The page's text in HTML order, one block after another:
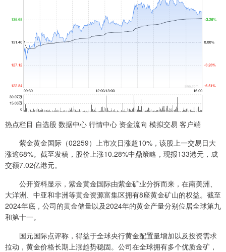
热点栏目 自选股 数据中心 行情中心 资金流向 模拟交易 客户端
紫金黄金国际（02259）上市次日涨超10%，该股上一交易日大
涨逾68%。截至发稿，股价上涨10.28%中鼎策略，现报133港元，成
交额7.02亿港元。
公开资料显示，紫金黄金国际由紫金矿业分拆而来，在南美洲、
大洋洲、中亚和非洲等黄金资源富集区拥有8座黄金矿山的权益。截至
2024年底，公司的黄金储量以及2024年的黄金产量分别位居全球第九
和第十一。
国元国际点评称，得益于全球央行黄金配置量增加以及投资需求
拉动，黄金价格长期上涨趋势稳固。公司在全球拥有多个优质金矿，